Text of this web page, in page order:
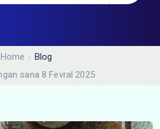
Home
Blog
sana 8 Fevral 2025